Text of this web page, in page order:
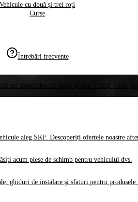
Vehicule cu două și trei roți
Curse
Întrebări frecvente
disponibile la nivel global. Găsiți acum
aleg SKF. Descoperiți ofertele noastre
acum piese de schimb pentru vehiculul dvs.
ghiduri de instalare și sfaturi pentru produsele